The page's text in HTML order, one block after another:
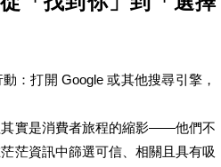
：打開 Google 或其他搜尋引擎，
實是消費者旅程的縮影——他們不
茫資訊中篩選可信、相關且具有吸